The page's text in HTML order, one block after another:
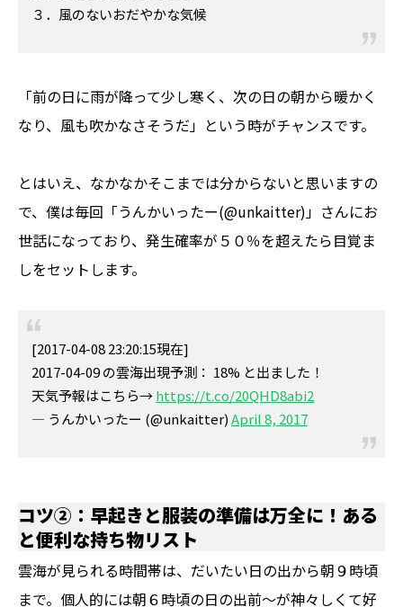
３．風のないおだやかな気候
「前の日に雨が降って少し寒く、次の日の朝から暖かく
なり、風も吹かなさそうだ」という時がチャンスです。
とはいえ、なかなかそこまでは分からないと思いますの
で、僕は毎回「うんかいったー(@unkaitter)」さんにお
世話になっており、発生確率が５０％を超えたら目覚ま
しをセットします。
[2017-04-08 23:20:15現在]
2017-04-09 の雲海出現予測： 18% と出ました！
天気予報はこちら→https://t.co/20QHD8abi2
— うんかいったー (@unkaitter)April 8, 2017
コツ②：早起きと服装の準備は万全に！ある
と便利な持ち物リスト
雲海が見られる時間帯は、だいたい日の出から朝９時頃
まで。個人的には朝６時頃の日の出前〜が神々しくて好